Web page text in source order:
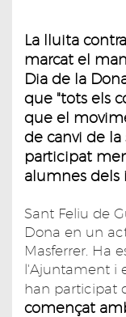
La lluita
marcat el
Dia de la
que "tots els
que el
de canvi de
participat
alumnes
Sant Feliu de
Dona en un
Masferrer. Ha
l'Ajuntament i
han participat
començat